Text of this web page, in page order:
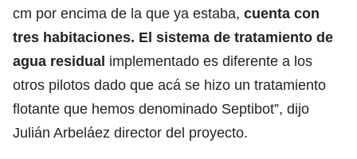
cm por encima de la que ya estaba, cuenta con
tres habitaciones. El sistema de tratamiento de
agua residual implementado es diferente a los
otros pilotos dado que acá se hizo un tratamiento
flotante que hemos denominado Septibot”, dijo
Julián Arbeláez director del proyecto.